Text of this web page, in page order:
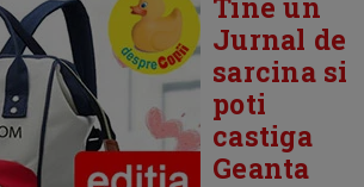
Jurnal de
sarcina si
poti
castiga
Geanta